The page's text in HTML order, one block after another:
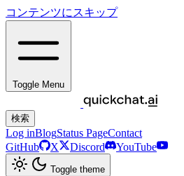
コンテンツにスキップ
Toggle Menu
検索
Log inBlogStatus PageContact
GitHub
X Discord YouTube
Toggle theme